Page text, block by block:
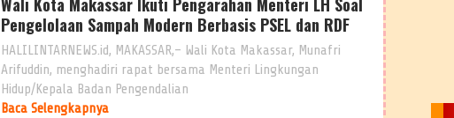
Wali Kota Makassar Ikuti Pengarahan Menteri LH Soal
Pengelolaan Sampah Modern Berbasis PSEL dan RDF
HALILINTARNEWS.id, MAKASSAR,– Wali Kota Makassar, Munafri
Arifuddin, menghadiri rapat bersama Menteri Lingkungan
Hidup/Kepala Badan Pengendalian
Baca Selengkapnya